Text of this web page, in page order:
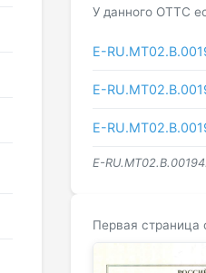
У данного ОТТС
E-
E-
E-
E-
Первая страница